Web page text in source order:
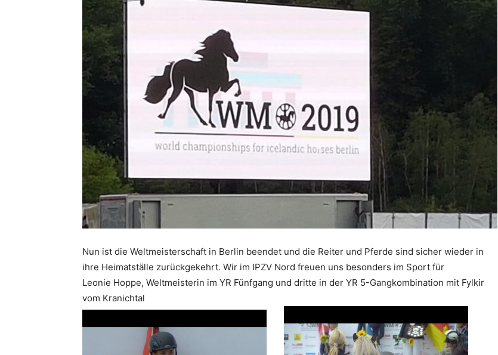
Nun ist die Weltmeisterschaft in Berlin beendet und die Reiter und Pferde sind sicher wieder in
ihre Heimatställe zurückgekehrt. Wir im IPZV Nord freuen uns besonders im Sport für
Leonie Hoppe, Weltmeisterin im YR Fünfgang und dritte in der YR 5-Gangkombination mit Fylkir
vom Kranichtal